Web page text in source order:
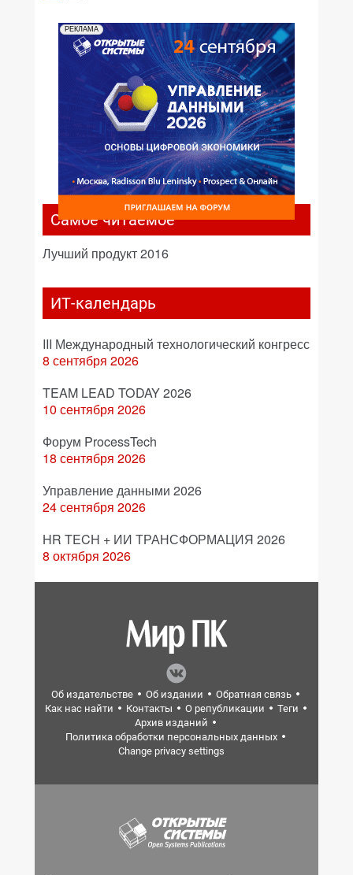
РЕКЛАМА
Самое читаемое
Лучший продукт 2016
ИТ-календарь
III Международный технологический конгресс
8 сентября 2026
TEAM LEAD TODAY 2026
10 сентября 2026
Форум ProcessTech
18 сентября 2026
Управление данными 2026
24 сентября 2026
HR TECH + ИИ ТРАНСФОРМАЦИЯ 2026
8 октября 2026
Об издательстве Об издании
Обратная связь
Как нас найти
Контакты О републикации
Теги
Архив изданий
Политика обработки персональных данных
Change privacy settings